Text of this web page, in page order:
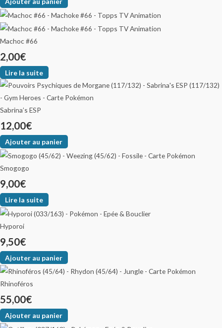
Machoc #66
2,00€
Lire la suite
Sabrina’s ESP
12,00€
Ajouter au panier
Smogogo
9,00€
Lire la suite
Hyporoi
9,50€
Ajouter au panier
Rhinoféros
55,00€
Ajouter au panier